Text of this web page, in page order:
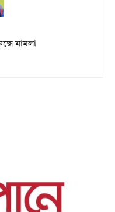
মামলা